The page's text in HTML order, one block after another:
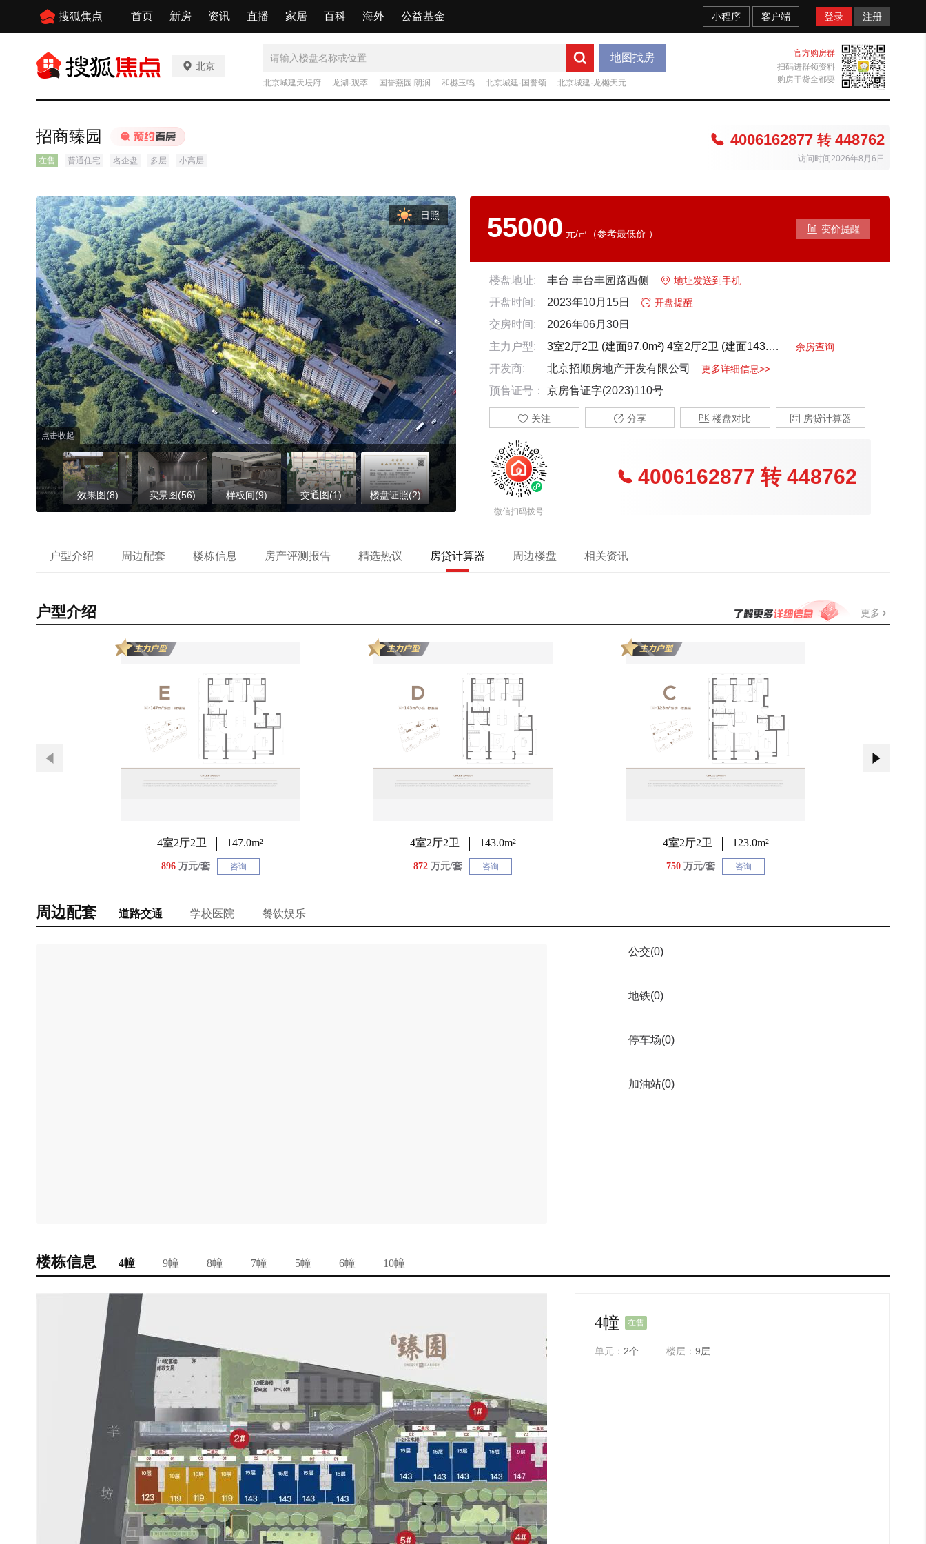
搜狐焦点 首页 新房 资讯 直播 家居 百科 海外 公益基金 小程序 客户端 登录 注册
北京
地图找房
北京城建天坛府 龙湖·观萃 国誉燕园|朗润 和樾玉鸣 北京城建·国誉颂 北京城建·龙樾天元
官方购房群
扫码进群领资料
购房干货全都要
招商臻园
在售 普通住宅 名企盘 多层 小高层
 4006162877 转448762
访问时间2026年8月6日
日照
点击收起
效果图(8) 实景图(56) 样板间(9) 交通图(1) 楼盘证照(2)
55000 元/㎡（参考最低价 ）  变价提醒
楼盘地址: 丰台 丰台丰园路西侧  地址发送到手机
开盘时间: 2023年10月15日  开盘提醒
交房时间:
2026年06月30日
主力户型:
3室2厅2卫 (建面97.0m²) 4室2厅2卫 (建面143.0m²) 3室2厅2卫 (建面97.0m²)
余房查询
开发商: 北京招顺房地产开发有限公司 更多详细信息>>
预售证号： 京房售证字(2023)110号
 关注  分享  楼盘对比  房贷计算器
微信扫码拨号
 4006162877 转448762
户型介绍 周边配套 楼栋信息 房产评测报告 精选热议 房贷计算器 周边楼盘 相关资讯
户型介绍 更多
4室2厅2卫 147.0m²
896 万元/套 咨询
4室2厅2卫 143.0m²
872 万元/套 咨询
4室2厅2卫 123.0m²
750 万元/套 咨询
周边配套 道路交通 学校医院 餐饮娱乐
公交(0)
地铁(0)
停车场(0)
加油站(0)
楼栋信息 4幢 9幢 8幢 7幢 5幢 6幢 10幢
4幢 在售
单元： 2个 楼层： 9层